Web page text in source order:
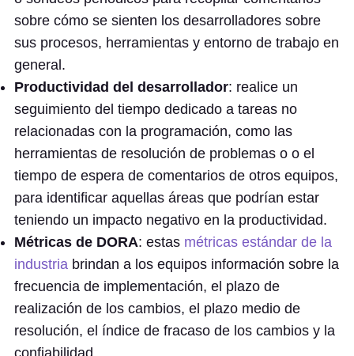
sobre cómo se sienten los desarrolladores sobre
sus procesos, herramientas y entorno de trabajo en
general.
Productividad del desarrollador: realice un
seguimiento del tiempo dedicado a tareas no
relacionadas con la programación, como las
herramientas de resolución de problemas o o el
tiempo de espera de comentarios de otros equipos,
para identificar aquellas áreas que podrían estar
teniendo un impacto negativo en la productividad.
Métricas de DORA: estas métricas estándar de la
industria brindan a los equipos información sobre la
frecuencia de implementación, el plazo de
realización de los cambios, el plazo medio de
resolución, el índice de fracaso de los cambios y la
confiabilidad.